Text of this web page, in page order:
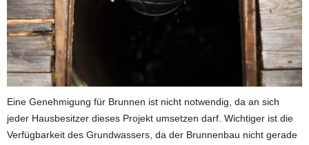
Eine Genehmigung für Brunnen ist nicht notwendig, da an sich
jeder Hausbesitzer dieses Projekt umsetzen darf. Wichtiger ist die
Verfügbarkeit des Grundwassers, da der Brunnenbau nicht gerade